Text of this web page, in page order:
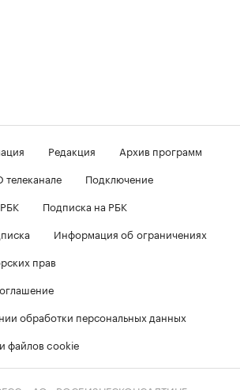
Редакция
Архив программ
телеканале
Подключение
Подписка на РБК
Информация об ограничениях
прав
обработки персональных данных
файлов cookie